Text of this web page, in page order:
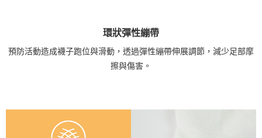
環狀彈性繃帶
預防活動造成襪子跑位與滑動，透過彈性繃帶伸展調節，減少足部摩
擦與傷害。